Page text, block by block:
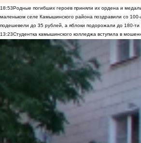
18:53Родные погибших героев приняли их ордена и
маленьком селе Камышинского района поздравили со
подешевели до 35 рублей, а яблоки подорожали до 180-ти
13:23Студентка камышинского колледжа вступила в